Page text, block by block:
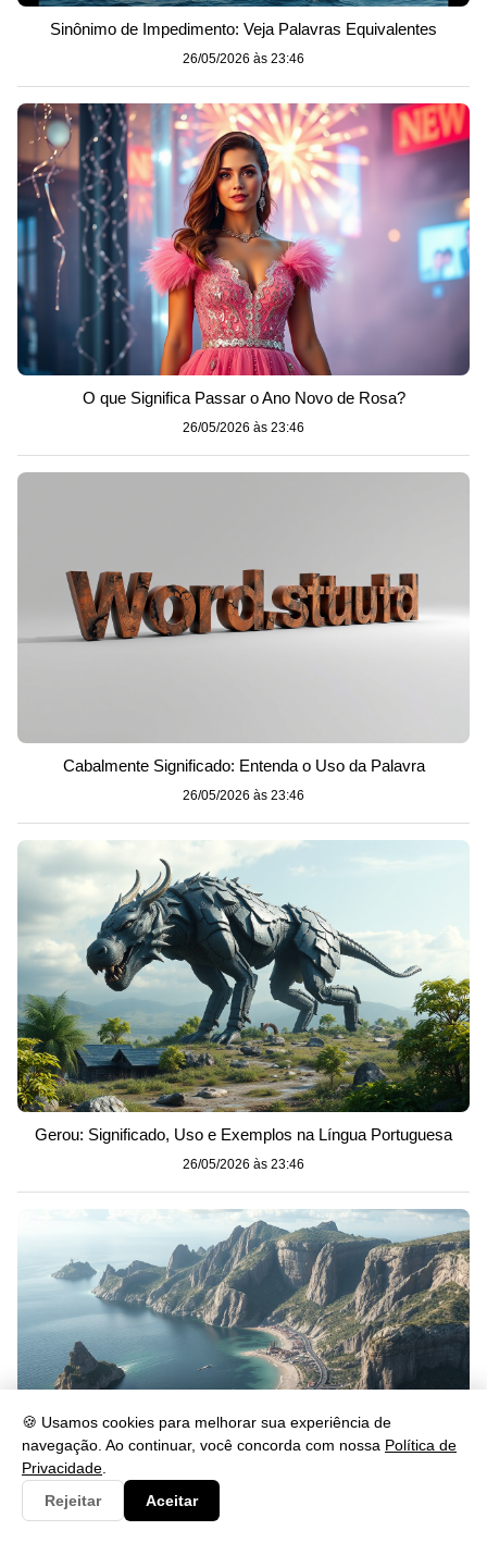
🍪 Usamos cookies para melhorar sua experiência de
navegação. Ao continuar, você concorda com nossa Política de
Privacidade
Rejeitar
Aceitar
Sinônimo de Impedimento: Veja Palavras Equivalentes
26/05/2026 às 23:46
O que Significa Passar o Ano Novo de Rosa?
26/05/2026 às 23:46
Cabalmente Significado: Entenda o Uso da Palavra
26/05/2026 às 23:46
Gerou: Significado, Uso e Exemplos na Língua Portuguesa
26/05/2026 às 23:46
Se lascar: significado, uso e exemplos na prática